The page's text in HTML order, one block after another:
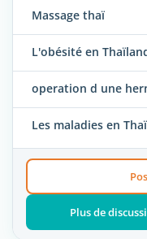
Massage thaï
L'obésité en
operation d une
Les maladies en
Plus de